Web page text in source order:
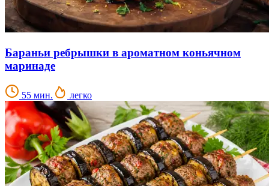
Бараньи ребрышки в ароматном коньячном
маринаде
55 мин. легко